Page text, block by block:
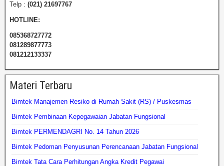
Telp : (021) 21697767
HOTLINE:
085368727772
081289877773
081212133337
Materi Terbaru
Bimtek Manajemen Resiko di Rumah Sakit (RS) / Puskesmas
Bimtek Pembinaan Kepegawaian Jabatan Fungsional
Bimtek PERMENDAGRI No. 14 Tahun 2026
Bimtek Pedoman Penyusunan Perencanaan Jabatan Fungsional
Bimtek Tata Cara Perhitungan Angka Kredit Pegawai